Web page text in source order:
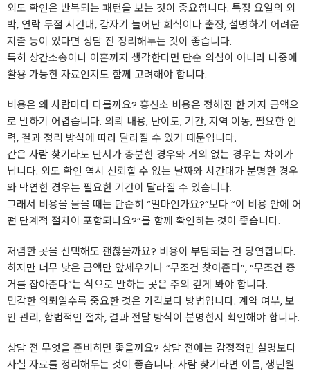
외도 확인은 반복되는 패턴을 보는 것이 중요합니다. 특정 요일의 외
박, 연락 두절 시간대, 갑자기 늘어난 회식이나 출장, 설명하기 어려운
지출 등이 있다면 상담 전 정리해두는 것이 좋습니다.
특히 상간소송이나 이혼까지 생각한다면 단순 의심이 아니라 나중에
활용 가능한 자료인지도 함께 고려해야 합니다.
비용은 왜 사람마다 다를까요? 흥신소 비용은 정해진 한 가지 금액으
로 말하기 어렵습니다. 의뢰 내용, 난이도, 기간, 지역 이동, 필요한 인
력, 결과 정리 방식에 따라 달라질 수 있기 때문입니다.
같은 사람 찾기라도 단서가 충분한 경우와 거의 없는 경우는 차이가
납니다. 외도 확인 역시 신뢰할 수 없는 날짜와 시간대가 분명한 경우
와 막연한 경우는 필요한 기간이 달라질 수 있습니다.
그래서 비용을 물을 때는 단순히 “얼마인가요?”보다 “이 비용 안에 어
떤 단계적 절차이 포함되나요?”를 함께 확인하는 것이 좋습니다.
저렴한 곳을 선택해도 괜찮을까요? 비용이 부담되는 건 당연합니다.
하지만 너무 낮은 금액만 앞세우거나 “무조건 찾아준다”, “무조건 증
거를 잡아준다”는 식으로 말하는 곳은 주의 깊게 봐야 합니다.
민감한 의뢰일수록 중요한 것은 가격보다 방법입니다. 계약 여부, 보
안 관리, 합법적인 절차, 결과 전달 방식이 분명한지 확인해야 합니다.
상담 전 무엇을 준비하면 좋을까요? 상담 전에는 감정적인 설명보다
사실 자료를 정리해두는 것이 좋습니다. 사람 찾기라면 이름, 생년월